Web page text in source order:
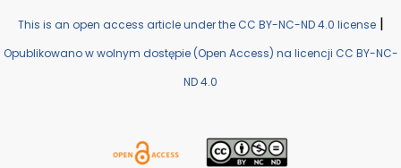
This is an open access article under the CC BY-NC-ND 4.0 license|
Opublikowano w wolnym dostępie (Open Access) na licencji CC BY-NC-
ND 4.0